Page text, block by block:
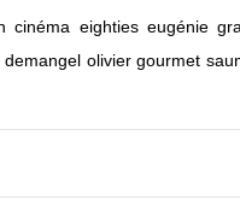
cinéma eighties eugénie
demangel olivier gourmet